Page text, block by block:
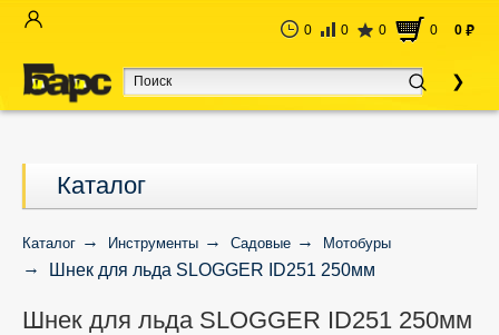
0 0 0 0 0 руб
Каталог
Каталог Инструменты Садовые Мотобуры
Шнек для льда SLOGGER ID251 250мм
Шнек для льда SLOGGER ID251 250мм